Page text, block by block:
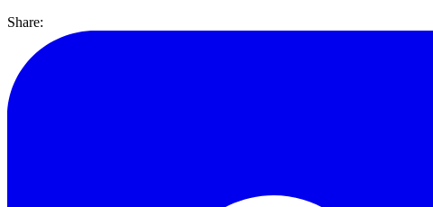
Share: